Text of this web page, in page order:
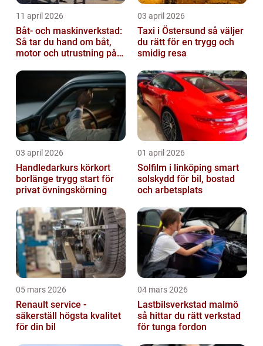
11 april 2026
Båt- och maskinverkstad:
Så tar du hand om båt,
motor och utrustning på
03 april 2026
Taxi i Östersund så väljer
du rätt för en trygg och
smidig resa
03 april 2026
Handledarkurs körkort
borlänge trygg start för
privat övningskörning
01 april 2026
Solfilm i linköping smart
solskydd för bil, bostad
och arbetsplats
05 mars 2026
Renault service -
säkerställ högsta kvalitet
för din bil
04 mars 2026
Lastbilsverkstad malmö
så hittar du rätt verkstad
för tunga fordon